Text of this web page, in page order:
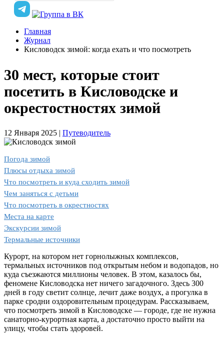
Главная
Журнал
Кисловодск зимой: когда ехать и что посмотреть
30 мест, которые стоит
посетить в Кисловодске и
окрестостностях зимой
12 Января 2025 | Путеводитель
Погода зимой
Плюсы отдыха зимой
Что посмотреть и куда сходить зимой
Чем заняться с детьми
Что посмотреть в окрестностях
Места на карте
Экскурсии зимой
Термальные источники
Курорт, на котором нет горнолыжных комплексов,
термальных источников под открытым небом и водопадов, но
куда съезжаются миллионы человек. В этом, казалось бы,
феномене Кисловодска нет ничего загадочного. Здесь 300
дней в году светит солнце, лечит даже воздух, а прогулка в
парке сродни оздоровительным процедурам. Рассказываем,
что посмотреть зимой в Кисловодске — городе, где не нужна
санаторно-курортная карта, а достаточно просто выйти на
улицу, чтобы стать здоровей.